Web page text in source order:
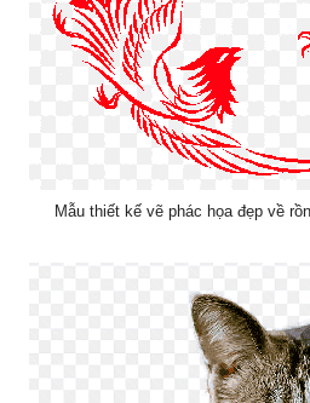
Mẫu thiết kế vẽ phác họa đẹp về